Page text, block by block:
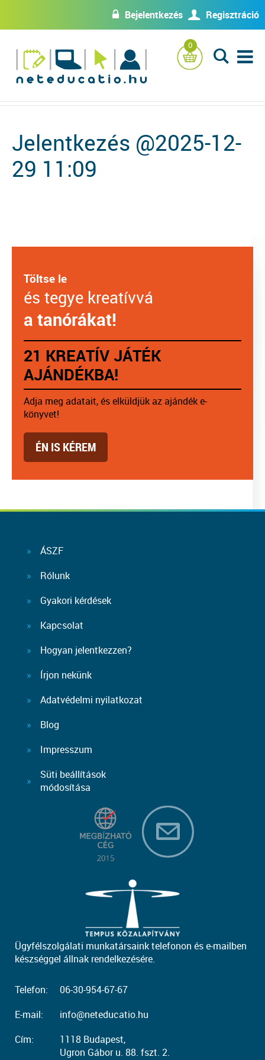
w Bejelentkezés U Regisztráció
0
L
Jelentkezés @2025-12-
29 11:09
Töltse le
és tegye kreatívvá
a tanórákat!
21 KREATÍV JÁTÉK
AJÁNDÉKBA!
Adja meg adatait, és elküldjük az ajándék e-
könyvet!
ÉN IS KÉREM
ÁSZF
Rólunk
Gyakori kérdések
Kapcsolat
Hogyan jelentkezzen?
Írjon nekünk
Adatvédelmi nyilatkozat
Blog
Impresszum
Süti beállítások
módosítása
Ügyfélszolgálati munkatársaink telefonon és e-mailben
készséggel állnak rendelkezésére.
Telefon:
06-30-954-67-67
E-mail:
info@neteducatio.hu
Cím:
1118 Budapest,
Ugron Gábor u. 88. fszt. 2.